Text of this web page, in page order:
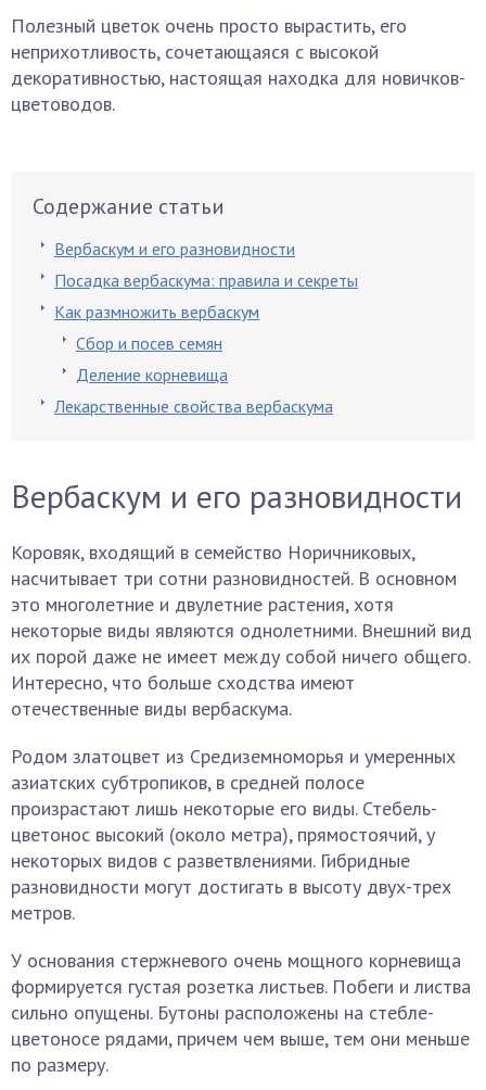
Полезный цветок очень просто вырастить, его
неприхотливость, сочетающаяся с высокой
декоративностью, настоящая находка для новичков-
цветоводов.
Содержание статьи
Вербаскум и его разновидности
Посадка вербаскума: правила и секреты
Как размножить вербаскум
Сбор и посев семян
Деление корневища
Лекарственные свойства вербаскума
Вербаскум и его разновидности
Коровяк, входящий в семейство Норичниковых,
насчитывает три сотни разновидностей. В основном
это многолетние и двулетние растения, хотя
некоторые виды являются однолетними. Внешний вид
их порой даже не имеет между собой ничего общего.
Интересно, что больше сходства имеют
отечественные виды вербаскума.
Родом златоцвет из Средиземноморья и умеренных
азиатских субтропиков, в средней полосе
произрастают лишь некоторые его виды. Стебель-
цветонос высокий (около метра), прямостоячий, у
некоторых видов с разветвлениями. Гибридные
разновидности могут достигать в высоту двух-трех
метров.
У основания стержневого очень мощного корневища
формируется густая розетка листьев. Побеги и листва
сильно опущены. Бутоны расположены на стебле-
цветоносе рядами, причем чем выше, тем они меньше
по размеру.